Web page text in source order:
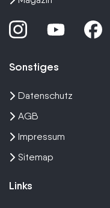
Sonstiges
Datenschutz
AGB
Impressum
Sitemap
Links